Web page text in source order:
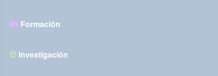
Formación
Investigación